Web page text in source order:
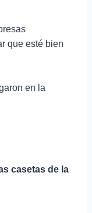
que esté bien
en la
casetas de la